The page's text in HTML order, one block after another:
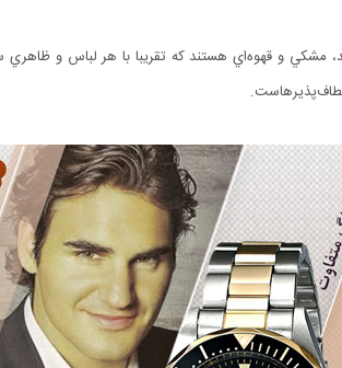
مشکي و قهوه‌اي هستند که تقريبا با هر لباس